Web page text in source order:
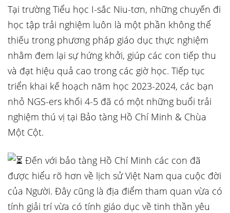
Tại trường Tiểu học I-sắc Niu-tơn, những chuyến đi
học tập trải nghiệm luôn là một phần không thể
thiếu trong phương pháp giáo dục thực nghiệm
nhằm đem lại sự hứng khởi, giúp các con tiếp thu
và đạt hiệu quả cao trong các giờ học. Tiếp tục
triển khai kế hoạch năm học 2023-2024, các bạn
nhỏ NGS-ers khối 4-5 đã có một những buổi trải
nghiệm thú vị tại Bảo tàng Hồ Chí Minh & Chùa
Một Cột.
Đến với bảo tàng Hồ Chí Minh các con đã
được hiểu rõ hơn về lịch sử Việt Nam qua cuộc đời
của Người. Đây cũng là địa điểm tham quan vừa có
tính giải trí vừa có tính giáo dục về tinh thần yêu